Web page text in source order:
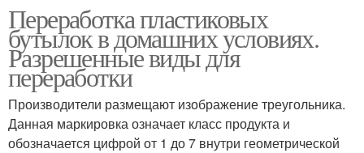
Переработка пластиковых
бутылок в домашних условиях.
Разрешенные виды для
переработки
Производители размещают изображение треугольника.
Данная маркировка означает класс продукта и
обозначается цифрой от 1 до 7 внутри геометрической